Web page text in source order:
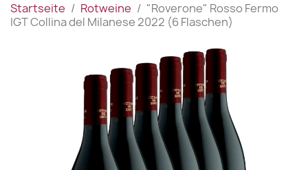
Startseite Rotweine
"Roverone" Rosso Fermo
IGT Collina del Milanese 2022 (6 Flaschen)